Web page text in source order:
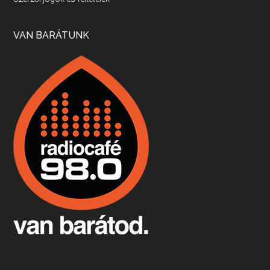
Apr 17, 2026 • 00:35:38
Boston, teadélután, bab és homár
Apr 9, 2026 • 00:37:17
Fermentáljunk, a testünk meghálálja!
Apr 3, 2026 • 00:36:07
VAN BARÁTUNK